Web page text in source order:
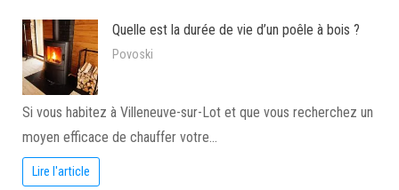
Quelle est la durée de vie d’un poêle à bois ?
Povoski
Si vous habitez à Villeneuve-sur-Lot et que vous recherchez un
moyen efficace de chauffer votre…
Lire l'article